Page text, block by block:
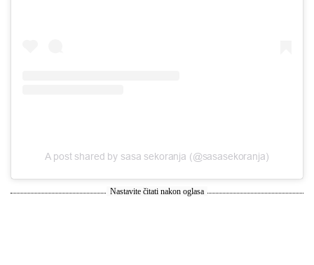
A post shared by sasa sekoranja (@sasasekoranja)
Nastavite čitati nakon oglasa